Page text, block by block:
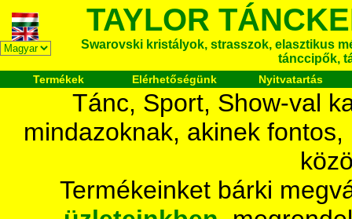
TAYLOR
Swarovski kristályok, strasszok, elasztikus
tánccipők,
Termékek Elérhetőségünk Nyitvatartás
Tánc, Sport, Show-val
mindazoknak, akinek
Termékeinket bárki